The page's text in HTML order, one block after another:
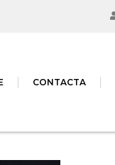
CONTACTA